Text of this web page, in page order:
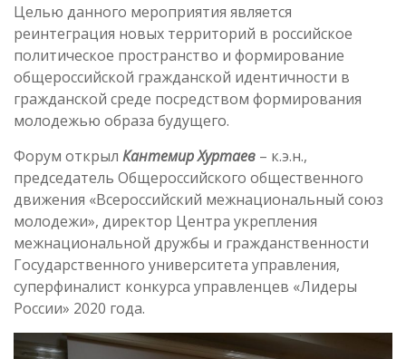
Целью данного мероприятия является
реинтеграция новых территорий в российское
политическое пространство и формирование
общероссийской гражданской идентичности в
гражданской среде посредством формирования
молодежью образа будущего.
Форум открыл Кантемир Хуртаев – к.э.н.,
председатель Общероссийского общественного
движения «Всероссийский межнациональный союз
молодежи», директор Центра укрепления
межнациональной дружбы и гражданственности
Государственного университета управления,
суперфиналист конкурса управленцев «Лидеры
России» 2020 года.